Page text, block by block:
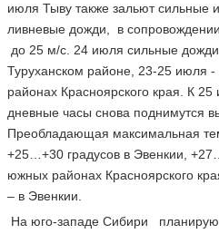
июля Тыву также зальют сильные
ливневые дожди, в
до 25 м/с. 24 июля сильные
Туруханском районе, 23-25 июля -
районах Красноярского края. К
дневные часы снова поднимутся
Преобладающая максимальная
+25…+30 градусов в Эвенкии,
южных районах Красноярского
– в Эвенкии.
На юго-западе Сибири